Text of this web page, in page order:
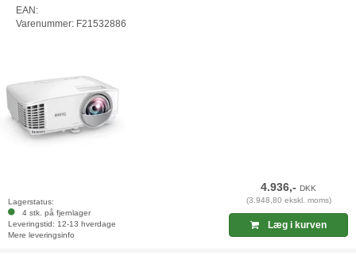
EAN:
Varenummer: F21532886
Lagerstatus:
4 stk. på fjernlager
Leveringstid: 12-13 hverdage
Mere leveringsinfo
4.936,-DKK
(3.948,80 ekskl. moms)
Læg i kurven